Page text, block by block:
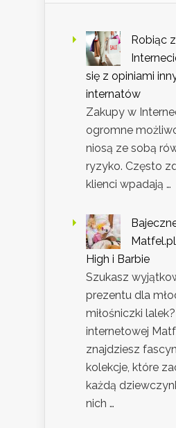
Robiąc
się z opiniami
internatów
Zakupy w
ogromne
niosą ze sobą
ryzyko. Często
klienci wpadają …
High i Barbie
Szukasz
prezentu dla
miłośniczki
internetowej
znajdziesz
kolekcje, które
każdą
nich …